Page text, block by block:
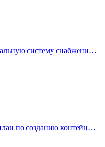
систему снабжени…
по созданию контейн…